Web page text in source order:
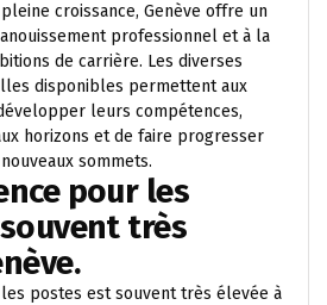
croissance, Genève offre un
professionnel et à la
de carrière. Les diverses
disponibles permettent aux
leurs compétences,
horizons et de faire progresser
sommets.
pour les
très
postes est souvent très élevée à